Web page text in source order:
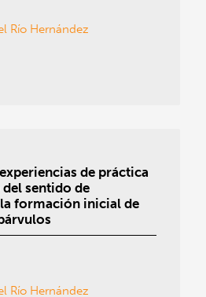
Río Hernández
de práctica
sentido de
formación inicial de
Río Hernández